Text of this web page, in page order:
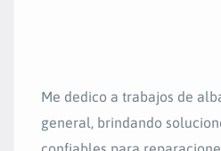
Me dedico a trabajos de
general, brindando